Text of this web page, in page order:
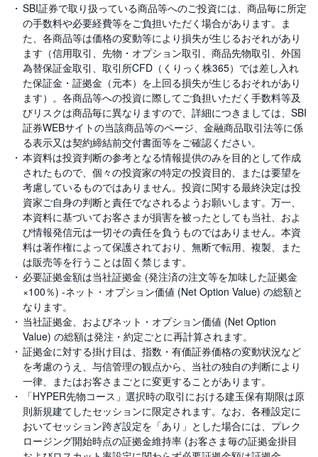
SBI証券で取り扱っている商品等へのご投資には、商品毎に所定
の手数料や必要経費等をご負担いただく場合があります。ま
た、各商品等は価格の変動等により損失が生じるおそれがあり
ます（信用取引、先物・オプション取引、商品先物取引、外国
為替保証金取引、取引所CFD（くりっく株365）では差し入れ
た保証金・証拠金（元本）を上回る損失が生じるおそれがあり
ます）。各商品等への投資に際してご負担いただく手数料等及
びリスクは商品毎に異なりますので、詳細につきましては、SBI
証券WEBサイトの当該商品等のページ、金融商品取引法等に係
る表示又は契約締結前交付書面等をご確認ください。
本資料は投資判断の参考となる情報提供のみを目的として作成
されたもので、個々の投資家の特定の投資目的、または要望を
考慮しているものではありません。投資に関する最終決定は投
資家ご自身の判断と責任でなされるようお願いします。万一、
本資料に基づいてお客さまが損害を被ったとしても当社、およ
び情報発信元は一切その責任を負うものではありません。本資
料は著作権によって保護されており、無断で転用、複製、また
は販売等を行うことは固く禁じます。
必要証拠金額は当社証拠金 (発注済の注文等を加味した証拠金
×100％) -ネット・オプション価値 (Net Option Value) の総額と
なります。
当社証拠金、およびネット・オプション価値 (Net Option
Value) の総額は発注・約定ごとに再計算されます。
証拠金に対する掛け目は、指数・有価証券価格の変動状況など
を考慮のうえ、与信管理の観点から、当社の独自の判断により
一律、またはお客さまごとに変更することがあります。
「HYPER先物コース」選択時の取引における建玉保有期限は原
則新規建てしたセッションに限定されます。なお、各種設定に
おいてセッション跨ぎ設定を「あり」とした場合には、プレク
ロージング開始時点の証拠金維持率 (お客さま毎の証拠金掛目